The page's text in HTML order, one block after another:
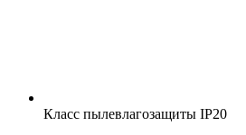
Класс пылевлагозащиты IP20